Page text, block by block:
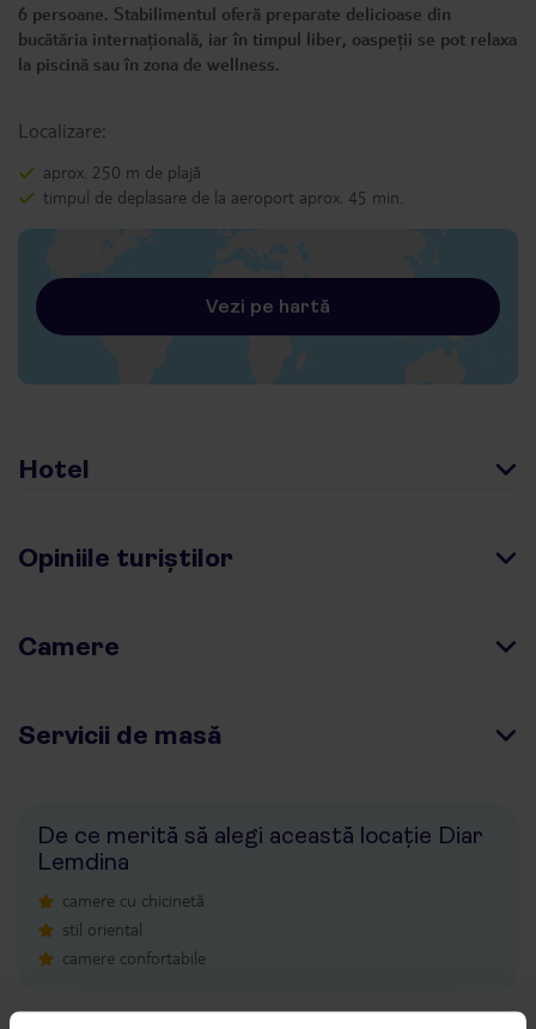
6 persoane. Stabilimentul oferă preparate delicioase din
bucătăria internațională, iar în timpul liber, oaspeții se pot relaxa
la piscină sau în zona de wellness.
Localizare:
aprox. 250 m de plajă
timpul de deplasare de la aeroport aprox. 45 min.
Vezi pe hartă
Hotel
Opiniile turiștilor
Camere
Servicii de masă
De ce merită să alegi această locație Diar
Lemdina
camere cu chicinetă
stil oriental
camere confortabile